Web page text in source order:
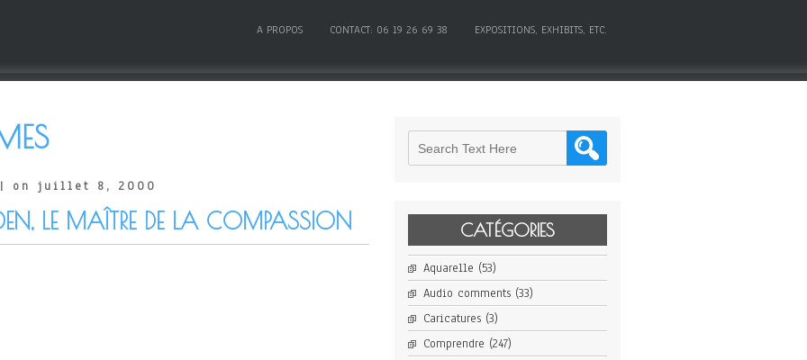
A PROPOS CONTACT: 06 19 26 69 38 EXPOSITIONS, EXHIBITS, ETC.
on juillet 8, 2000
LE MAÎTRE DE LA COMPASSION CATÉGORIES
Aquarelle (53)
Audio comments(33)
Caricatures(3)
Comprendre (247)